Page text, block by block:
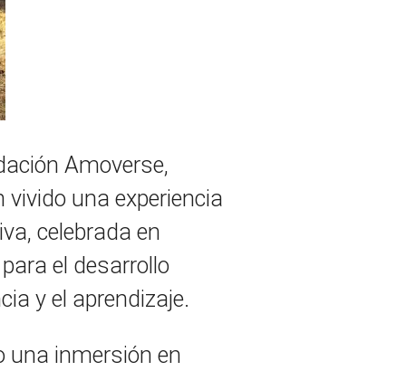
Amoverse,
una experiencia
celebrada en
el desarrollo
y el aprendizaje.
una inmersión en